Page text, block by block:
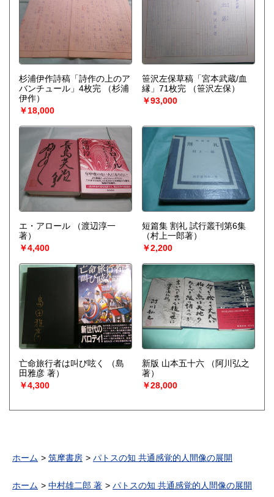
杉浦伊作詩稿「詩作の上のア
バンチュール」4枚完
（杉浦
伊作）
￥18,000
笹沢左保草稿「宮本武蔵/血
縁」71枚完
（笹沢左保）
￥93,000
エ・アロール
（渡辺淳一
著）
￥4,400
短篇集 割礼 試行叢刊第6集
（村上一郎著）
￥2,200
亡命旅行者は叫び呟く
（島
田雅彦 著）
￥4,300
新版 山本五十六
（阿川弘之
著）
￥28,000
ホーム 筑摩書房 パトスの知 共通感覚的人間像の展開
ホーム 中村雄二郎 著 パトスの知 共通感覚的人間像の展開